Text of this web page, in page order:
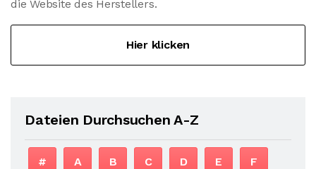
die Website des Herstellers.
Hier klicken
Dateien Durchsuchen A-Z
# A B C D E F